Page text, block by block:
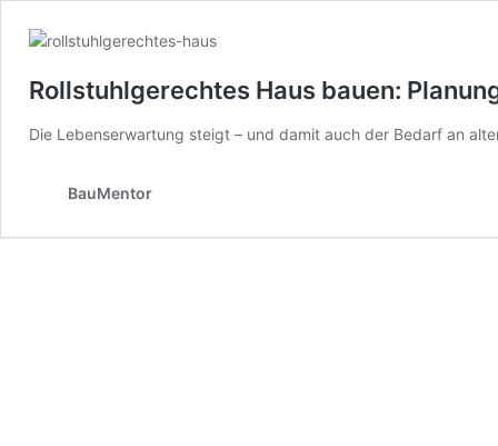
Rollstuhlgerechtes Haus bauen:
Die Lebenserwartung steigt – und damit auch der Bedarf an
BauMentor